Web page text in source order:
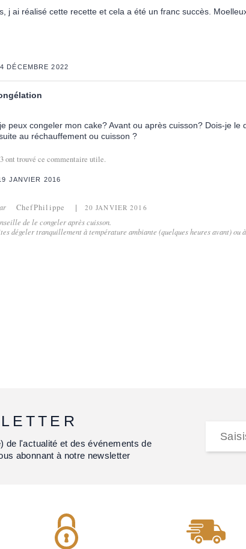
j ai réalisé cette recette et cela a été un franc succès.
DÉCEMBRE 2022
peux congeler mon cake? Avant ou après cuisson? Dois-je
au réchauffement ou cuisson ?
3ont trouvé ce commentaire utile.
JANVIER 2016
ChefPhilippe 20 JANVIER 2016
de le congeler après cuisson.
dégeler tranquillement à température ambiante (quelques heures avant) ou
de l'actualité et des événements de
abonnant à notre newsletter